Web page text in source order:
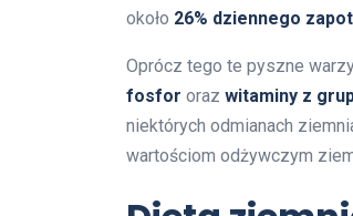
około 26% dziennego
Oprócz tego te pyszne
fosfor oraz witaminy z
niektórych odmianach
wartościom odżywczym